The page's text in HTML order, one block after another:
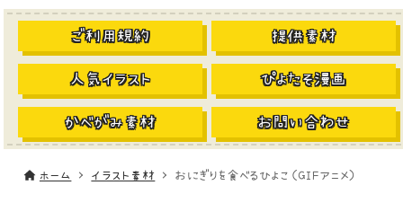
ご利用規約 提供素材
人気イラスト ぴよたそ漫画
かべがみ素材 お問い合わせ
ホーム イラスト素材 おにぎりを食べるひよこ（GIFアニメ）